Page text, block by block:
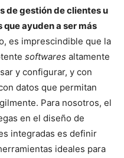
de gestión de clientes u
ayuden a ser más
es imprescindible que la
softwares altamente
y configurar, y con
datos que permitan
Para nosotros, el
en el diseño de
integradas es definir
ideales para